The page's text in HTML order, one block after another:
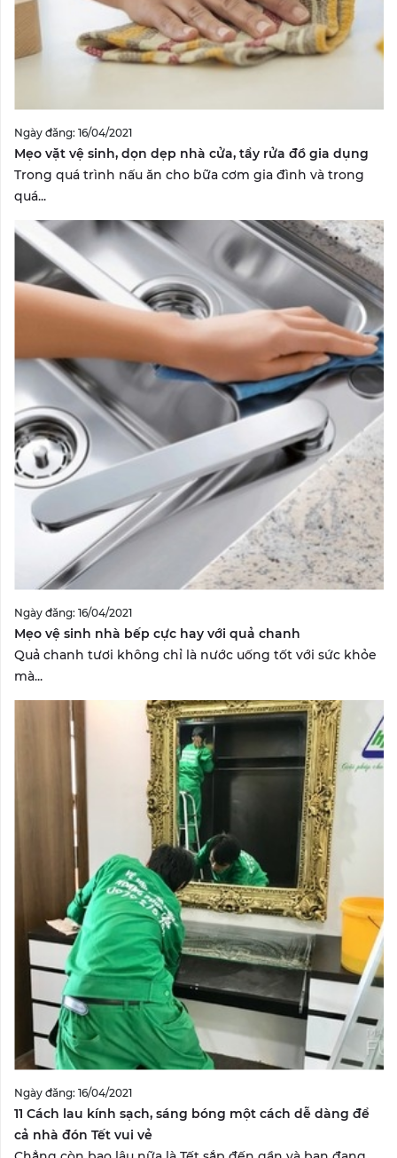
Ngày đăng: 16/04/2021
Mẹo vặt vệ sinh, dọn dẹp nhà cửa, tẩy rửa đồ gia dụng
Trong quá trình nấu ăn cho bữa cơm gia đình và trong
quá...
Ngày đăng: 16/04/2021
Mẹo vệ sinh nhà bếp cực hay với quả chanh
Quả chanh tươi không chỉ là nước uống tốt với sức khỏe
mà...
Ngày đăng: 16/04/2021
11 Cách lau kính sạch, sáng bóng một cách dễ dàng để
cả nhà đón Tết vui vẻ